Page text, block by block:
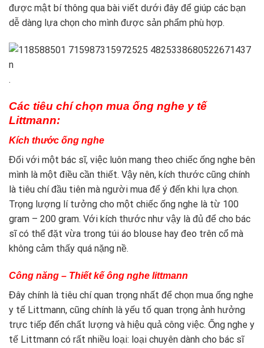
được mật bí thông qua bài viết dưới đây để giúp các bạn
dễ dàng lựa chọn cho mình được sản phẩm phù hợp.
.
Các tiêu chí chọn mua ống nghe y tế
Littmann:
Kích thước ống nghe
Đối với một bác sĩ, việc luôn mang theo chiếc ống nghe bên
mình là một điều cần thiết. Vậy nên, kích thước cũng chính
là tiêu chí đầu tiên mà người mua để ý đến khi lựa chọn.
Trọng lượng lí tưởng cho một chiếc ống nghe là từ 100
gram – 200 gram. Với kích thước như vậy là đủ để cho bác
sĩ có thể đặt vừa trong túi áo blouse hay đeo trên cổ mà
không cảm thấy quá nặng nề.
Công năng – Thiết kế ông nghe littmann
Đây chính là tiêu chí quan trọng nhất để chọn mua ống nghe
y tế Littmann, cũng chính là yếu tố quan trọng ảnh hưởng
trực tiếp đến chất lượng và hiệu quả công việc. Ống nghe y
tế Littmann có rất nhiều loại: loại chuyên dành cho bác sĩ